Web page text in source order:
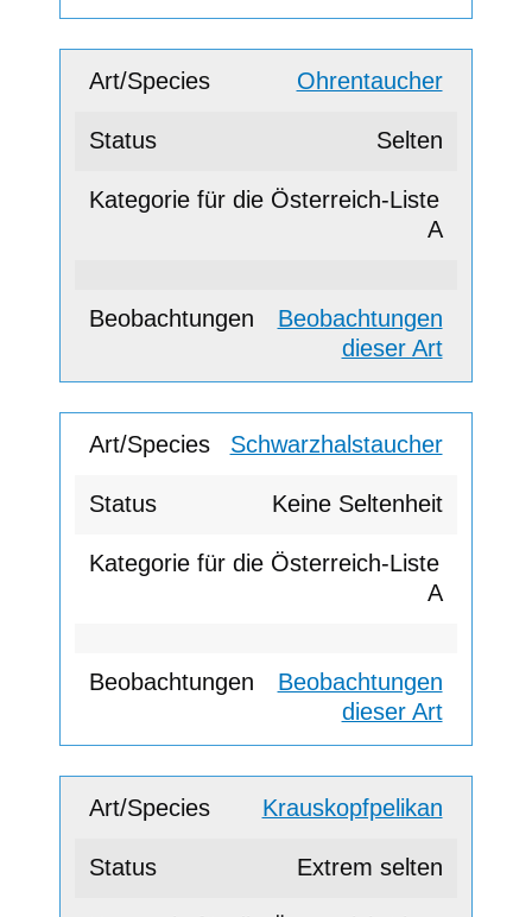
Ohrentaucher
Selten
A
Beobachtungen
dieser Art
Schwarzhalstaucher
Keine Seltenheit
A
Beobachtungen
dieser Art
Krauskopfpelikan
Extrem selten